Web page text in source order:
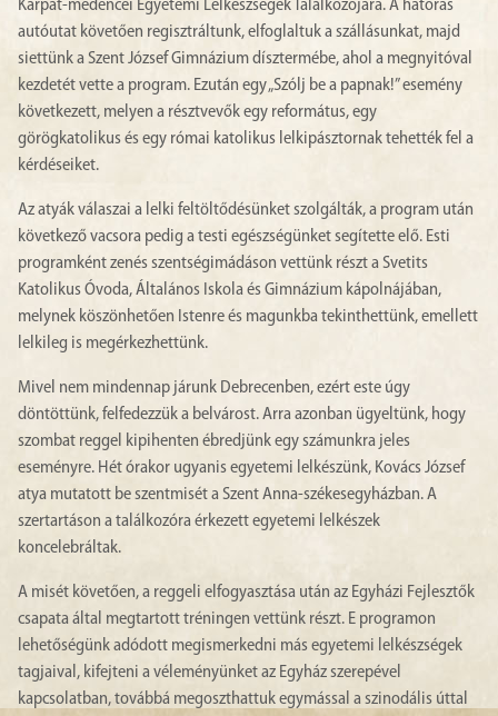
Kárpát-medencei Egyetemi Lelkészségek Találkozójára. A hatórás
autóutat követően regisztráltunk, elfoglaltuk a szállásunkat, majd
siettünk a Szent József Gimnázium dísztermébe, ahol a megnyitóval
kezdetét vette a program. Ezután egy „Szólj be a papnak!” esemény
következett, melyen a résztvevők egy református, egy
görögkatolikus és egy római katolikus lelkipásztornak tehették fel a
kérdéseiket.
Az atyák válaszai a lelki feltöltődésünket szolgálták, a program után
következő vacsora pedig a testi egészségünket segítette elő. Esti
programként zenés szentségimádáson vettünk részt a Svetits
Katolikus Óvoda, Általános Iskola és Gimnázium kápolnájában,
melynek köszönhetően Istenre és magunkba tekinthettünk, emellett
lelkileg is megérkezhettünk.
Mivel nem mindennap járunk Debrecenben, ezért este úgy
döntöttünk, felfedezzük a belvárost. Arra azonban ügyeltünk, hogy
szombat reggel kipihenten ébredjünk egy számunkra jeles
eseményre. Hét órakor ugyanis egyetemi lelkészünk, Kovács József
atya mutatott be szentmisét a Szent Anna-székesegyházban. A
szertartáson a találkozóra érkezett egyetemi lelkészek
koncelebráltak.
A misét követően, a reggeli elfogyasztása után az Egyházi Fejlesztők
csapata által megtartott tréningen vettünk részt. E programon
lehetőségünk adódott megismerkedni más egyetemi lelkészségek
tagjaival, kifejteni a véleményünket az Egyház szerepével
kapcsolatban, továbbá megoszthattuk egymással a szinodális úttal